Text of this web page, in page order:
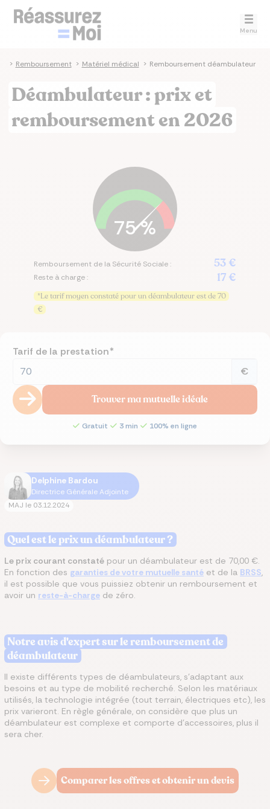
Menu
> Remboursement > Matériel médical > Remboursement déambulateur
Déambulateur : prix et
remboursement en 2026
75%
Remboursement de la Sécurité Sociale :
Reste à charge :
53 €
17 €
*Le tarif moyen constaté pour un déambulateur est de 70
€
Tarif de la prestation*
€
Trouver ma mutuelle idéale
Gratuit 3 min 100% en ligne
Delphine Bardou
Directrice Générale Adjointe
MAJ le 03.12.2024
Quel est le prix un déambulateur ?
Le prix courant constaté pour un déambulateur est de 70,00 €.
En fonction des garanties de votre mutuelle santé et de la BRSS,
il est possible que vous puissiez obtenir un remboursement et
avoir un reste-à-charge de zéro.
Notre avis d'expert sur le remboursement de
déambulateur
Il existe différents types de déambulateurs, s'adaptant aux
besoins et au type de mobilité recherché. Selon les matériaux
utilisés, la technologie intégrée (tout terrain, électriques etc), les
prix varieront. En règle générale, on considère que plus un
déambulateur est complexe et comporte d'accessoires, plus il
sera cher.
Comparer les offres et obtenir un devis